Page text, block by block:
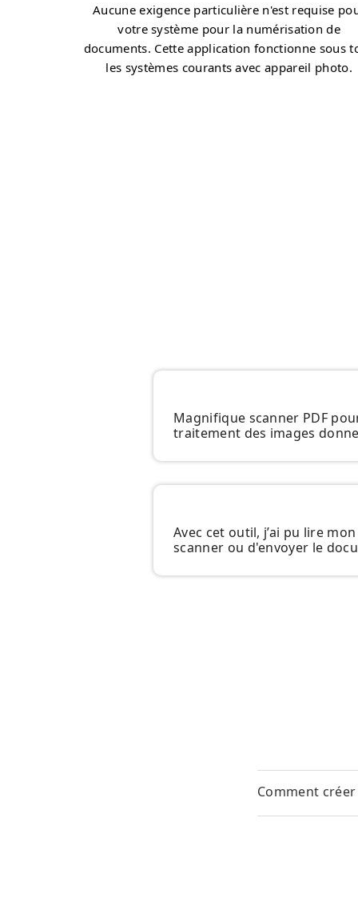
Aucune exigence particulière n'est requise
votre système pour la numérisation de
documents. Cette application fonctionne sous
les systèmes courants avec appareil photo.
Magnifique scanner PDF
traitement des images
Avec cet outil, j’ai pu lire
scanner ou d'envoyer le
Comment créer